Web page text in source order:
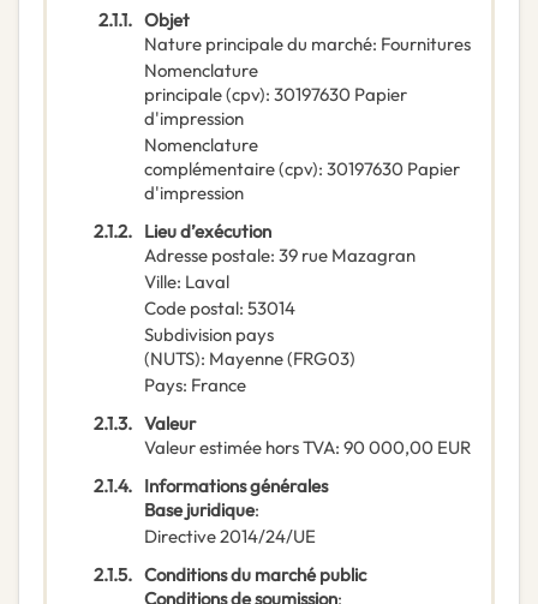
2.1.1. Objet
Nature principale du marché: Fournitures
Nomenclature
principale(cpv): 30197630 Papier
d'impression
Nomenclature
complémentaire(cpv): 30197630 Papier
d'impression
2.1.2. Lieu d’exécution
Adresse postale: 39 rue Mazagran
Ville: Laval
Code postal: 53014
Subdivision pays
(NUTS): Mayenne(FRG03)
Pays: France
2.1.3. Valeur
Valeur estimée hors TVA: 90 000,00 EUR
2.1.4. Informations générales
Base juridique:
Directive 2014/24/UE
2.1.5. Conditions du marché public
Conditions de soumission: